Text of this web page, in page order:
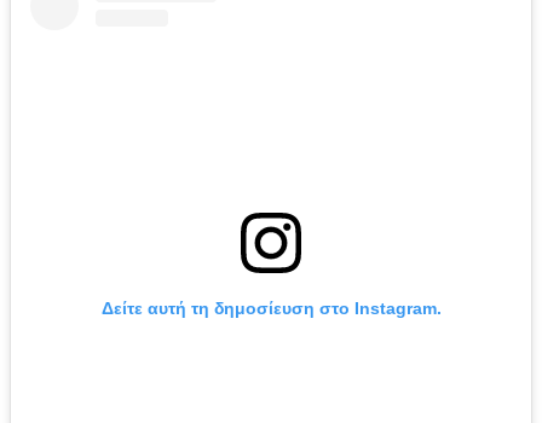
Δείτε αυτή τη δημοσίευση στο Instagram.